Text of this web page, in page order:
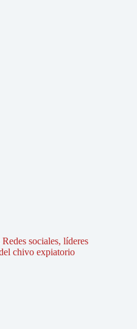
sociales, líderes
chivo expiatorio